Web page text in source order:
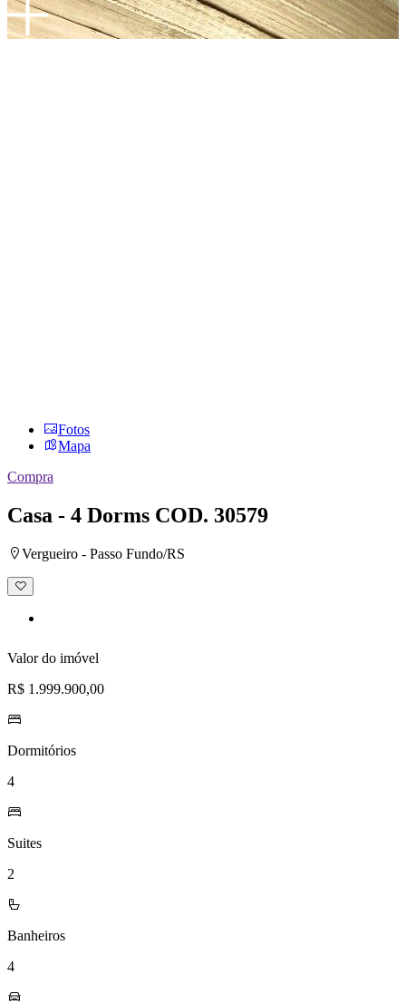
Fotos
Mapa
Compra
Casa - 4 Dorms COD. 30579
Vergueiro - Passo Fundo/RS
Adicionar
à
Valor do imóvel
R$ 1.999.900,00
Dormitórios
4
Suites
2
Banheiros
4